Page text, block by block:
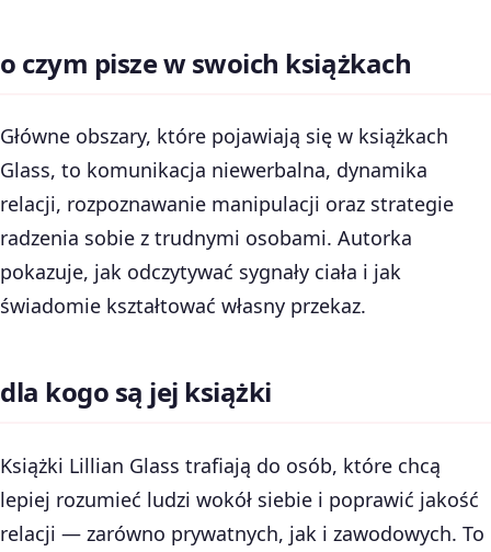
o czym pisze w swoich książkach
Główne obszary, które pojawiają się w książkach
Glass, to komunikacja niewerbalna, dynamika
relacji, rozpoznawanie manipulacji oraz strategie
radzenia sobie z trudnymi osobami. Autorka
pokazuje, jak odczytywać sygnały ciała i jak
świadomie kształtować własny przekaz.
dla kogo są jej książki
Książki Lillian Glass trafiają do osób, które chcą
lepiej rozumieć ludzi wokół siebie i poprawić jakość
relacji — zarówno prywatnych, jak i zawodowych. To